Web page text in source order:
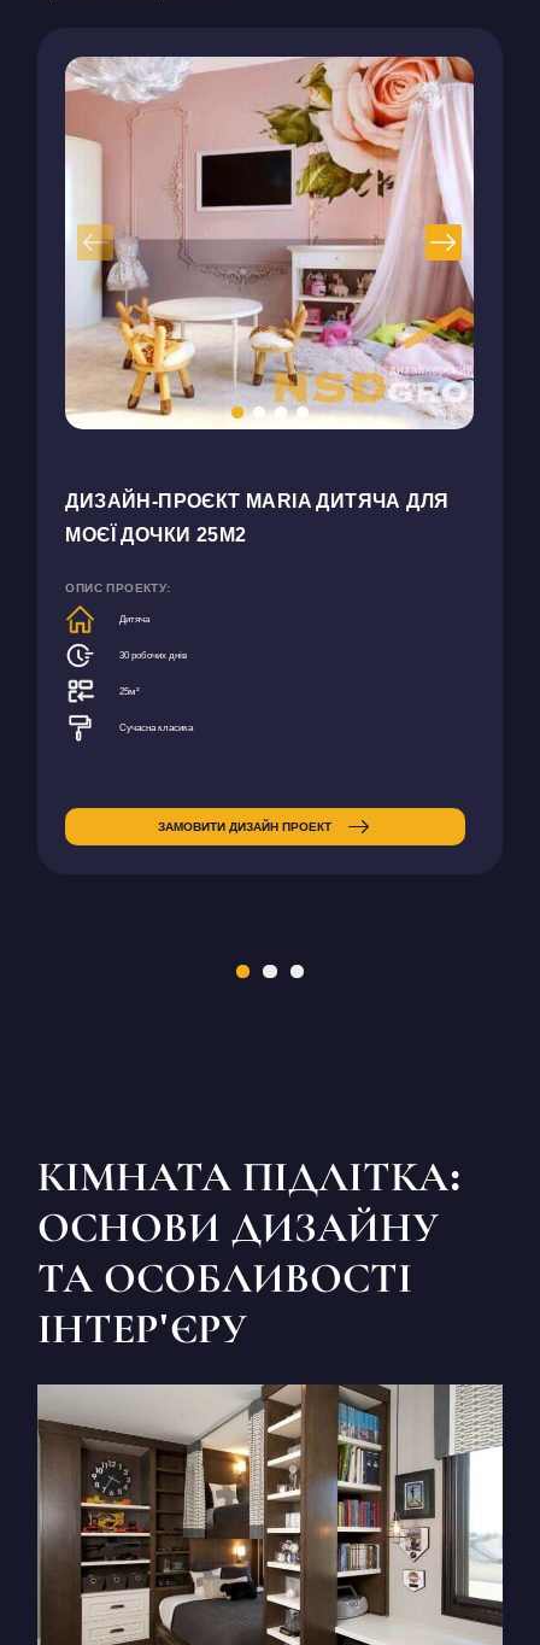
ДИЗАЙН-ПРОЄКТ MARIA ДИТЯЧА ДЛЯ
МОЄЇ ДОЧКИ 25М2
ОПИС ПРОЕКТУ:
Дитяча
30 робочих днів
25м²
Сучасна класика
ЗАМОВИТИ ДИЗАЙН ПРОЕКТ
КІМНАТА ПІДЛІТКА:
ОСНОВИ ДИЗАЙНУ
ТА ОСОБЛИВОСТІ
ІНТЕР'ЄРУ